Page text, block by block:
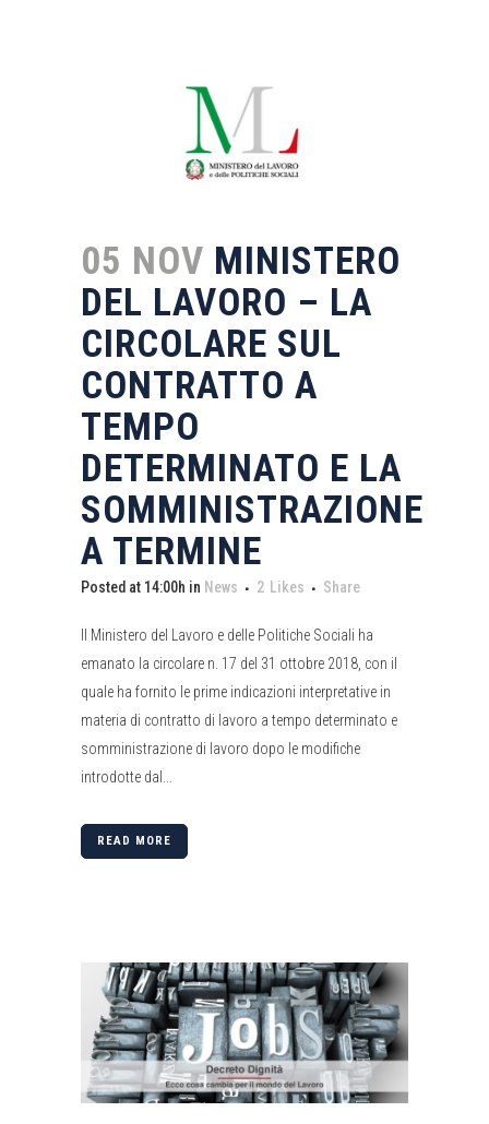
05 NOV MINISTERO
DEL LAVORO – LA
CIRCOLARE SUL
CONTRATTO A
TEMPO
DETERMINATO E LA
SOMMINISTRAZIONE
A TERMINE
Posted at 14:00h in News 2 Likes Share
Il Ministero del Lavoro e delle Politiche Sociali ha
emanato la circolare n. 17 del 31 ottobre 2018, con il
quale ha fornito le prime indicazioni interpretative in
materia di contratto di lavoro a tempo determinato e
somministrazione di lavoro dopo le modifiche
introdotte dal...
READ MORE